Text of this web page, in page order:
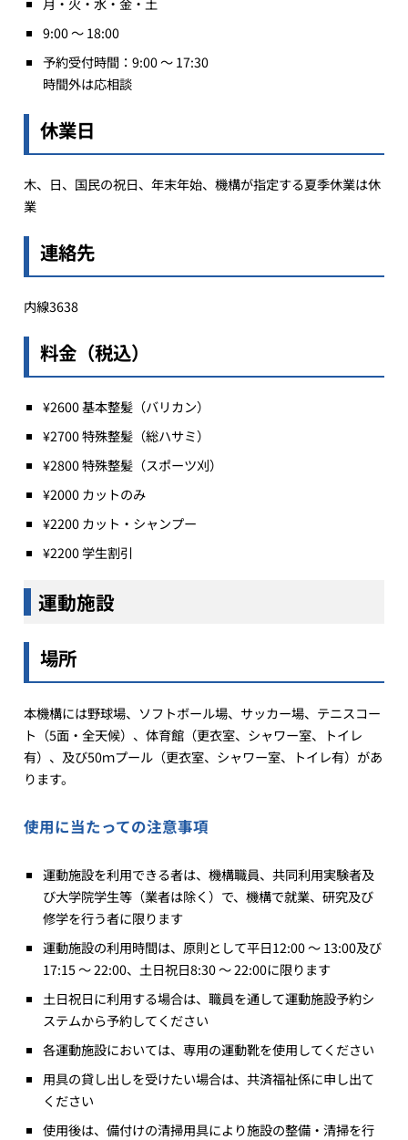
9:00 ～ 18:00
予約受付時間：9:00 ～ 17:30
時間外は応相談
休業日
木、日、国民の祝日、年末年始、機構が指定する夏季休業は休
業
連絡先
内線3638
料金（税込）
¥2600 基本整髪（バリカン）
¥2700 特殊整髪（総ハサミ）
¥2800 特殊整髪（スポーツ刈）
¥2000 カットのみ
¥2200 カット・シャンプー
¥2200 学生割引
運動施設
場所
本機構には野球場、ソフトボール場、サッカー場、テニスコー
ト（5面・全天候）、体育館（更衣室、シャワー室、トイレ
有）、及び50ｍプール（更衣室、シャワー室、トイレ有）があ
ります。
使用に当たっての注意事項
運動施設を利用できる者は、機構職員、共同利用実験者及
び大学院学生等（業者は除く）で、機構で就業、研究及び
修学を行う者に限ります
運動施設の利用時間は、原則として平日12:00 ～ 13:00及び
17:15 ～ 22:00、土日祝日8:30 ～ 22:00に限ります
土日祝日に利用する場合は、職員を通して運動施設予約シ
ステムから予約してください
各運動施設においては、専用の運動靴を使用してください
用具の貸し出しを受けたい場合は、共済福祉係に申し出て
ください
使用後は、備付けの清掃用具により施設の整備・清掃を行